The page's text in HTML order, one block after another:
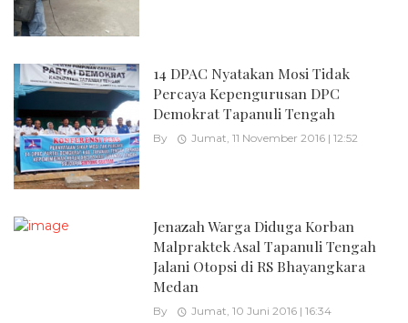
14 DPAC Nyatakan Mosi Tidak
Percaya Kepengurusan DPC
Demokrat Tapanuli Tengah
By Jumat, 11 November 2016 | 12:52
Jenazah Warga Diduga Korban
Malpraktek Asal Tapanuli Tengah
Jalani Otopsi di RS Bhayangkara
Medan
By Jumat, 10 Juni 2016 | 16:34